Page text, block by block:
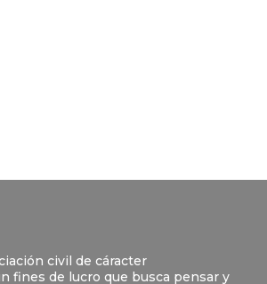
civil de cáracter
fines de lucro que busca pensar y